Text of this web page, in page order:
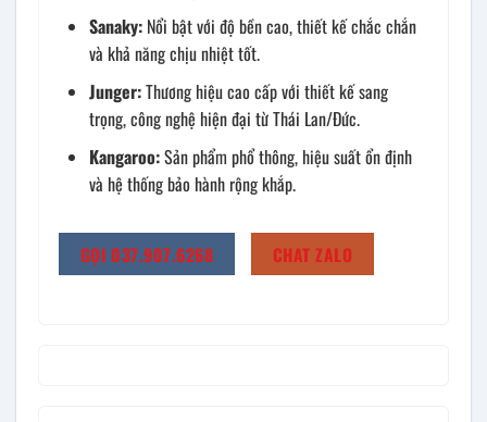
Sanaky: Nổi bật với độ bền cao, thiết kế chắc chắn
và khả năng chịu nhiệt tốt.
Junger:Thương hiệu cao cấp với thiết kế sang
trọng, công nghệ hiện đại từ Thái Lan/Đức.
Kangaroo:Sản phẩm phổ thông, hiệu suất ổn định
và hệ thống bảo hành rộng khắp.
GỌI 037.907.6268 CHAT ZALO